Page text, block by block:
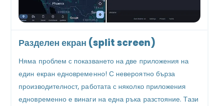
Разделен екран (split screen)
Няма проблем с показването на две приложения на
един екран едновременно! С невероятно бърза
производителност, работата с няколко приложения
едновременно е винаги на една ръка разстояние. Тази